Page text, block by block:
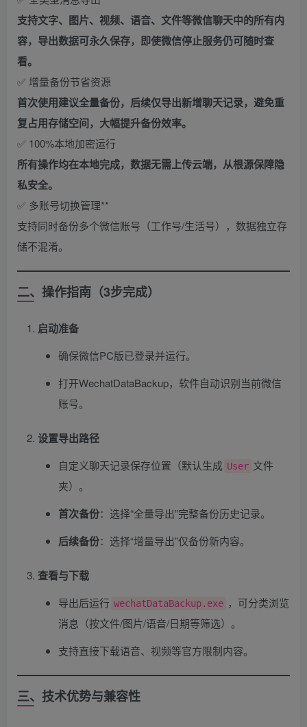
支持文字、图片、视频、语音、文件等微信聊天中的所有内
容，导出数据可永久保存，即使微信停止服务仍可随时查
看。
✅ 增量备份节省资源
首次使用建议全量备份，后续仅导出新增聊天记录，避免重
复占用存储空间，大幅提升备份效率。
✅ 100%本地加密运行
所有操作均在本地完成，数据无需上传云端，从根源保障隐
私安全。
✅ 多账号切换管理**​
支持同时备份多个微信账号（工作号/生活号），数据独立存
储不混淆。
二、操作指南（3步完成）
启动准备
确保微信PC版已登录并运行。
打开WechatDataBackup，软件自动识别当前微信
账号。
设置导出路径
自定义聊天记录保存位置（默认生成 User 文件
夹）。
首次备份​：选择“全量导出”完整备份历史记录。
后续备份​：选择“增量导出”仅备份新内容。
查看与下载
导出后运行 wechatDataBackup.exe ，可分类浏览
消息（按文件/图片/语音/日期等筛选）。
支持直接下载语音、视频等官方限制内容。
三、技术优势与兼容性